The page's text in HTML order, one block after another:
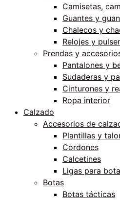
Camisetas,
Guantes y
Chalecos y
Relojes y
Prendas y
Pantalones y
Sudaderas y
Cinturones y
Ropa interior
Calzado
Accesorios de
Plantillas y
Cordones
Calcetines
Ligas para
Botas
Botas tácticas